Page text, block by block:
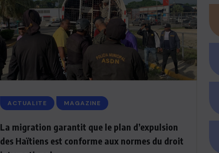
ACTUALITE MAGAZINE
La migration garantit que le plan d’expulsion
des Haïtiens est conforme aux normes du droit